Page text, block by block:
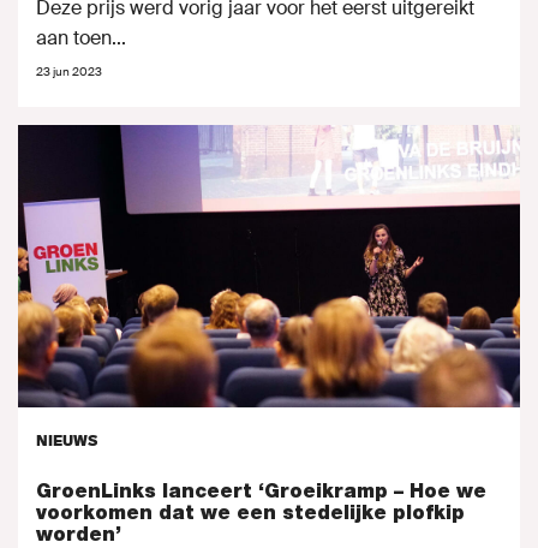
Deze prijs werd vorig jaar voor het eerst uitgereikt
aan toen...
23 jun 2023
NIEUWS
GroenLinks lanceert ‘Groeikramp – Hoe we
voorkomen dat we een stedelijke plofkip
worden’